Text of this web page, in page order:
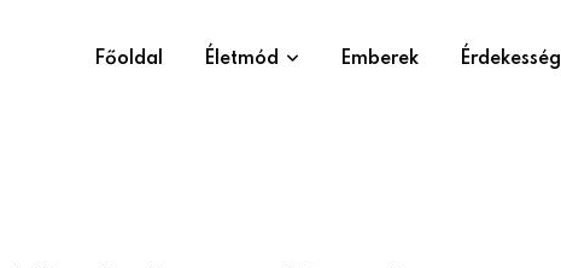
Főoldal Életmód Emberek Érdekesség